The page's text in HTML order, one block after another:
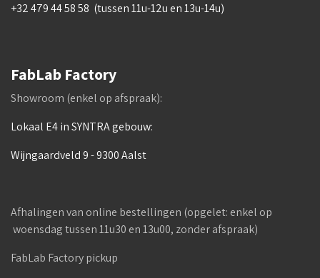
+32 479 44 58 58 (tussen 11u-12u en 13u-14u)
FabLab Factory
Showroom (enkel op afspraak):
Lokaal E4 in SYNTRA gebouw:
Wijngaardveld 9 - 9300 Aalst
Afhalingen van online bestellingen (opgelet: enkel op
woensdag tussen 11u30 en 13u00, zonder afspraak)
FabLab Factory pickup